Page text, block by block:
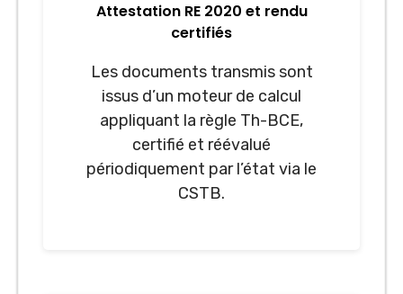
Attestation RE 2020 et rendu
certifiés
Les documents transmis sont
issus d’un moteur de calcul
appliquant la règle Th-BCE,
certifié et réévalué
périodiquement par l’état via le
CSTB.